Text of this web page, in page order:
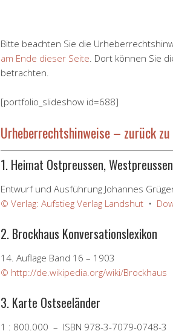
Bitte beachten Sie die
am Ende dieser Seite. Dort können Sie
betrachten.
[portfolio_slideshow id=688]
Urheberrechtshinweise – zurück
1. Heimat Ostpreussen,
Entwurf und Ausführung Johannes
© Verlag: Aufstieg Verlag Landshut •
2. Brockhaus Konversationslexikon
14. Auflage Band 16 – 1903
© http://de.wikipedia.org/wiki/Brockhaus
3. Karte Ostseeländer
1 : 800.000 – ISBN 978-3-7079-0748-3